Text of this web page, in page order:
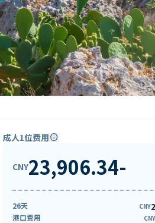
成人1位费用info
CNY23,906.34-
26天 CNY
港口费用 CNY